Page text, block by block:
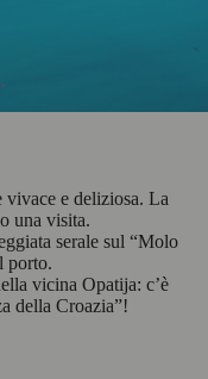
vivace e deliziosa. La
una visita.
serale sul “Molo
porto.
vicina Opatija: c’è
della Croazia”!